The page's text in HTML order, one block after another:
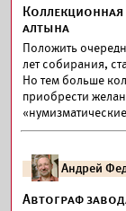
алтына
Положить
лет собирания,
Но тем больше
приобрести
Андрей
Автограф